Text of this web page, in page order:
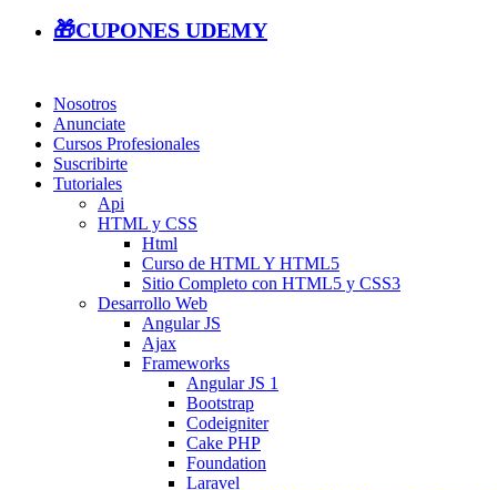
🎁CUPONES UDEMY
Nosotros
Anunciate
Cursos Profesionales
Suscribirte
Tutoriales
Api
HTML y CSS
Html
Curso de HTML Y HTML5
Sitio Completo con HTML5 y CSS3
Desarrollo Web
Angular JS
Ajax
Frameworks
Angular JS 1
Bootstrap
Codeigniter
Cake PHP
Foundation
Laravel